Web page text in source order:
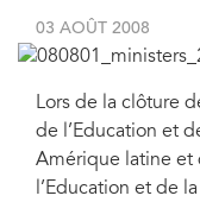
03 AOÛT 2008
Lors de la clôture
de l’Education et
Amérique latine et
l’Education et de